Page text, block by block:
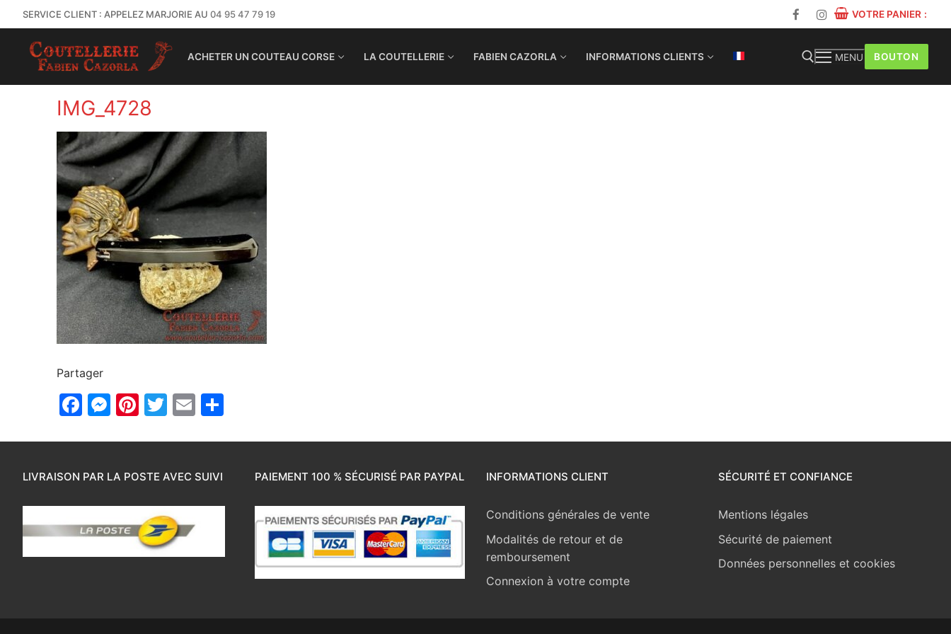
SERVICE CLIENT : APPELEZ MARJORIE AU 04 95 47 79 19 VOTRE PANIER :
ACHETER UN COUTEAU CORSE LA COUTELLERIE FABIEN CAZORLA INFORMATIONS CLIENTS MENU BOUTON
IMG_4728
Partager
Facebook
Messenger
Pinterest
Twitter
Email
LIVRAISON PAR LA POSTE AVEC SUIVI PAIEMENT 100 % SÉCURISÉ PAR PAYPAL INFORMATIONS CLIENT
Conditions générales de vente
Modalités de retour et de
remboursement
Connexion à votre compte
SÉCURITÉ ET CONFIANCE
Mentions légales
Sécurité de paiement
Données personnelles et cookies